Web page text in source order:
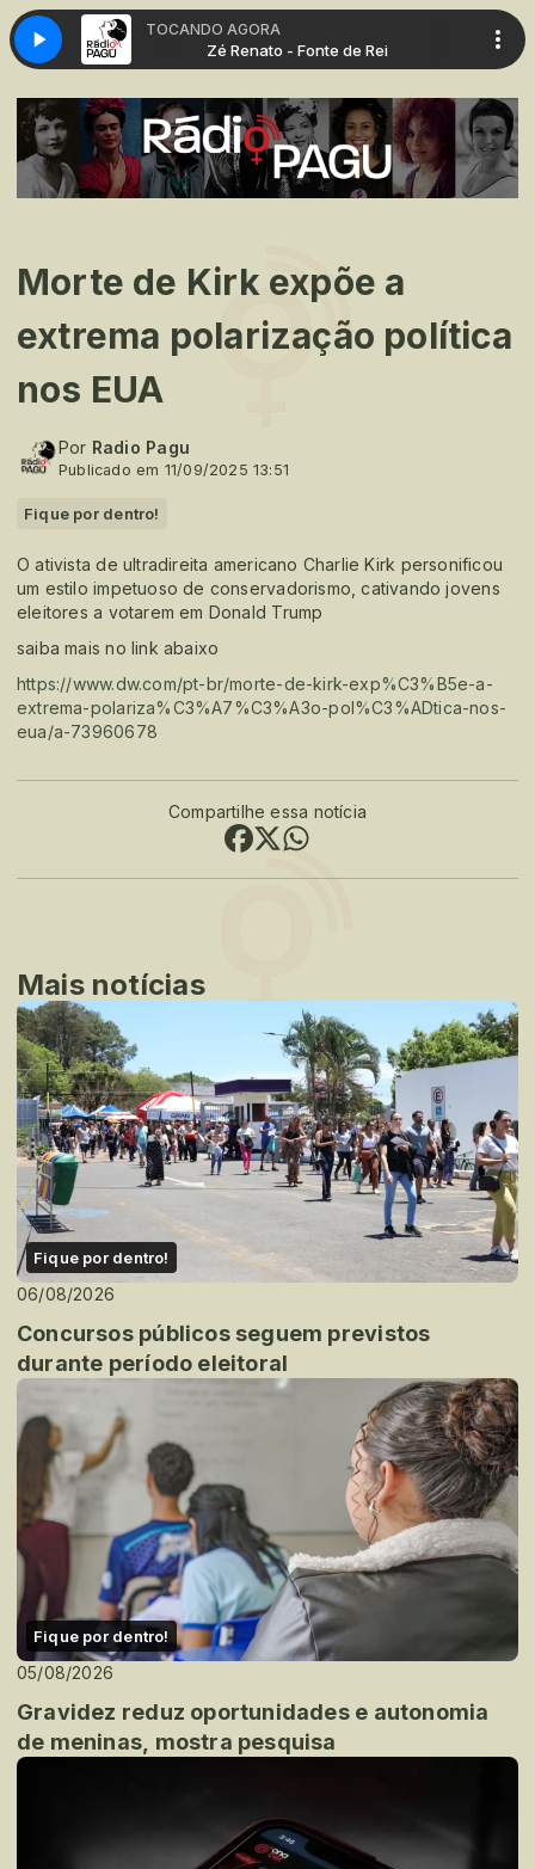
TOCANDO AGORA
Rei Zé Renato - Fonte de Rei
Morte de Kirk expõe a
extrema polarização política
nos EUA
Por Radio Pagu
Publicado em 11/09/2025 13:51
Fique por dentro!
O ativista de ultradireita americano Charlie Kirk personificou
um estilo impetuoso de conservadorismo, cativando jovens
eleitores a votarem em Donald Trump
saiba mais no link abaixo
https://www.dw.com/pt-br/morte-de-kirk-exp%C3%B5e-a-
extrema-polariza%C3%A7%C3%A3o-pol%C3%ADtica-nos-
eua/a-73960678
Compartilhe essa notícia
Mais notícias
Fique por dentro!
06/08/2026
Concursos públicos seguem previstos
durante período eleitoral
Fique por dentro!
05/08/2026
Gravidez reduz oportunidades e autonomia
de meninas, mostra pesquisa